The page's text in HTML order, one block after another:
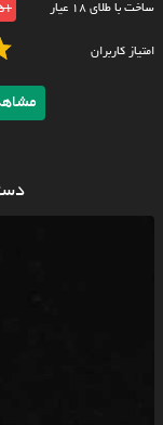
ساخت با طلای ۱۸ عیار
امتیاز کاربران